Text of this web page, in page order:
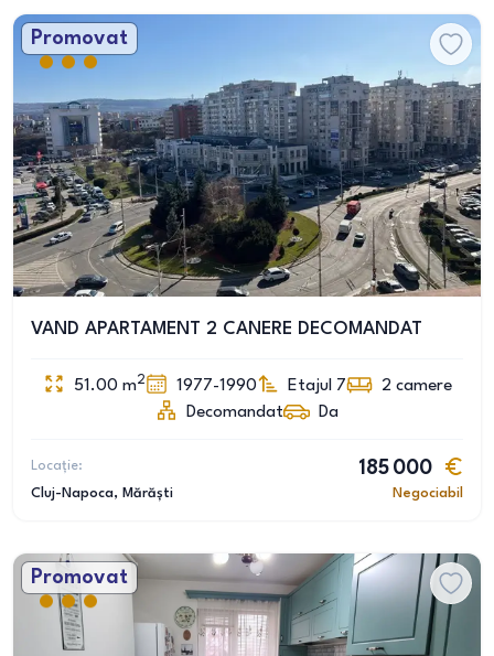
Promovat
VAND APARTAMENT 2 CANERE DECOMANDAT
51.00 m2 1977-1990 Etajul 7 2 camere
Decomandat
Da
Locație:
Cluj-Napoca, Mărăști
185 000
Negociabil
Promovat